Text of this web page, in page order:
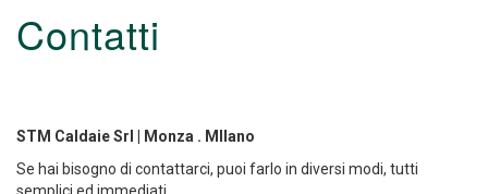
Contatti
STM Caldaie Srl | Monza . MIlano
Se hai bisogno di contattarci, puoi farlo in diversi modi, tutti